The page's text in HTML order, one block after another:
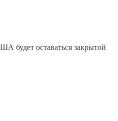
будет оставаться закрытой